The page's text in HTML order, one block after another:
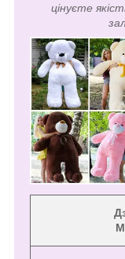
цінуєте